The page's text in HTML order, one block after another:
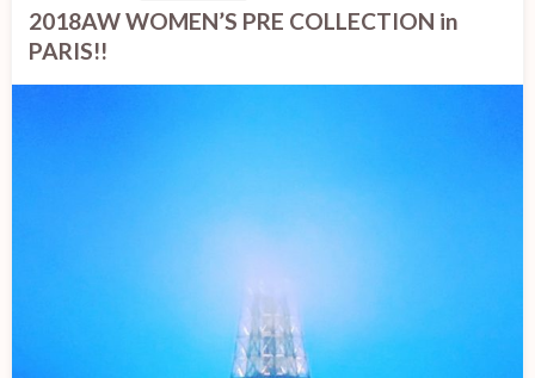
2018AW WOMEN’S PRE COLLECTION in
PARIS!!